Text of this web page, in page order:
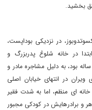
بخشید.
از آلکسوتدوبوز، در نزدیکی بوداپست،
در خانه شلوغ پدربزرگ و
مادربزرگش زندگی می کردند. وقتی ویکتور 10 ساله بود، به دلیل مشاجره مادر و
ویران در انتهای خیابان اصلی
ای منظم، اما به شدت فقیر
و برادرهایش در کودکی مجبور